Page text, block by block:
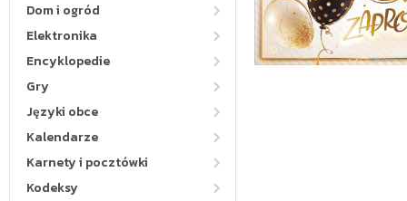
Dom i ogród
Elektronika
Encyklopedie
Gry
Języki obce
Kalendarze
Karnety i pocztówki
Kodeksy